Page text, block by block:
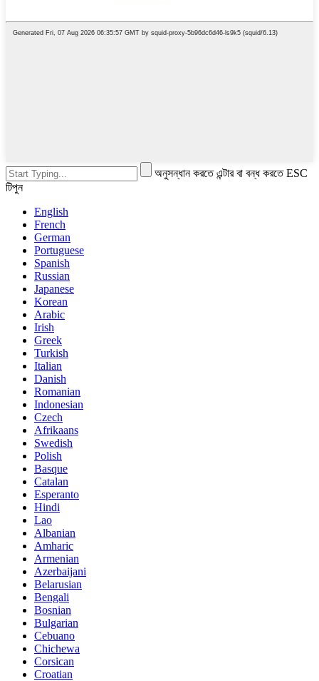
অনুসন্ধান করতে এন্টার বা বন্ধ করতে ESC
টিপুন
English
French
German
Portuguese
Spanish
Russian
Japanese
Korean
Arabic
Irish
Greek
Turkish
Italian
Danish
Romanian
Indonesian
Czech
Afrikaans
Swedish
Polish
Basque
Catalan
Esperanto
Hindi
Lao
Albanian
Amharic
Armenian
Azerbaijani
Belarusian
Bengali
Bosnian
Bulgarian
Cebuano
Chichewa
Corsican
Croatian